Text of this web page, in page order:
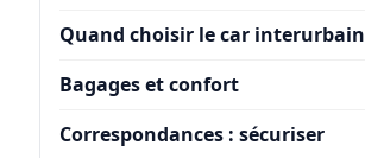
Quand choisir le car interurbain
Bagages et confort
Correspondances : sécuriser